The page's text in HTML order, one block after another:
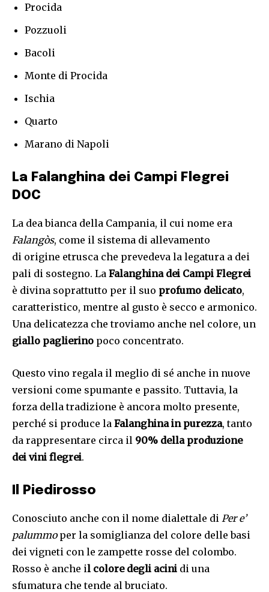
Procida
Pozzuoli
Bacoli
Monte di Procida
Ischia
Quarto
Marano di Napoli
La Falanghina dei Campi Flegrei
DOC
La dea bianca della Campania, il cui nome era
Falangòs, come il sistema di allevamento
di origine etrusca che prevedeva la legatura a dei
pali di sostegno. La Falanghina dei Campi Flegrei
è divina soprattutto per il suo profumo delicato,
caratteristico, mentre al gusto è secco e armonico.
Una delicatezza che troviamo anche nel colore, un
giallo paglierino poco concentrato.
Questo vino regala il meglio di sé anche in nuove
versioni come spumante e passito. Tuttavia, la
forza della tradizione è ancora molto presente,
perché si produce la Falanghina in purezza, tanto
da rappresentare circa il 90% della produzione
dei vini flegrei.
Il Piedirosso
Conosciuto anche con il nome dialettale di Per e’
palummoper la somiglianza del colore delle basi
dei vigneti con le zampette rosse del colombo.
Rosso è anche il colore degli acini di una
sfumatura che tende al bruciato.